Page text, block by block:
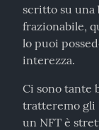
scritto su una
frazionabile,
lo puoi
interezza.
Ci sono tante
tratteremo gli
un NFT è